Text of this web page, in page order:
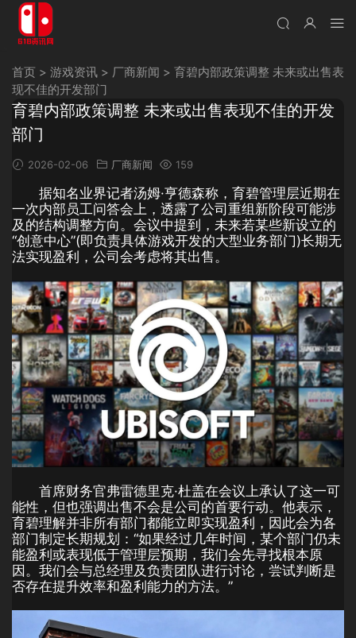
首页 > 游戏资讯 > 厂商新闻 > 育碧内部政策调整 未来或出售表
现不佳的开发部门
育碧内部政策调整 未来或出售表现不佳的开发
部门
2026-02-06 厂商新闻 159
据知名业界记者汤姆·亨德森称，育碧管理层近期在
一次内部员工问答会上，透露了公司重组新阶段可能涉
及的结构调整方向。会议中提到，未来若某些新设立的
“创意中心”(即负责具体游戏开发的大型业务部门)长期无
法实现盈利，公司会考虑将其出售。
首席财务官弗雷德里克·杜盖在会议上承认了这一可
能性，但也强调出售不会是公司的首要行动。他表示，
育碧理解并非所有部门都能立即实现盈利，因此会为各
部门制定长期规划：“如果经过几年时间，某个部门仍未
能盈利或表现低于管理层预期，我们会先寻找根本原
因。我们会与总经理及负责团队进行讨论，尝试判断是
否存在提升效率和盈利能力的方法。”